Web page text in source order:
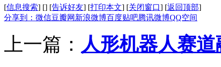
[信息搜索] [] [告诉好友] [打印本文] [关闭窗口] [返回顶部]
分享到： 微信豆瓣网 新浪微博百度贴吧腾讯微博QQ空间
上一篇： 人形机器人赛